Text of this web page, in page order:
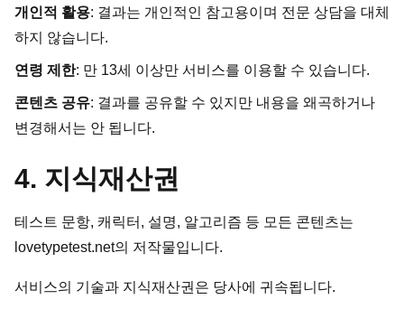
개인적 활용: 결과는 개인적인 참고용이며 전문 상담을 대체
하지 않습니다.
연령 제한: 만 13세 이상만 서비스를 이용할 수 있습니다.
콘텐츠 공유: 결과를 공유할 수 있지만 내용을 왜곡하거나
변경해서는 안 됩니다.
4. 지식재산권
테스트 문항, 캐릭터, 설명, 알고리즘 등 모든 콘텐츠는
lovetypetest.net의 저작물입니다.
서비스의 기술과 지식재산권은 당사에 귀속됩니다.